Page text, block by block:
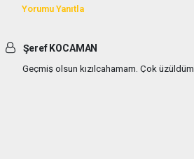
Yorumu Yanıtla
Şeref KOCAMAN
Geçmiş olsun kızılcahamam. Çok üzüldüm.